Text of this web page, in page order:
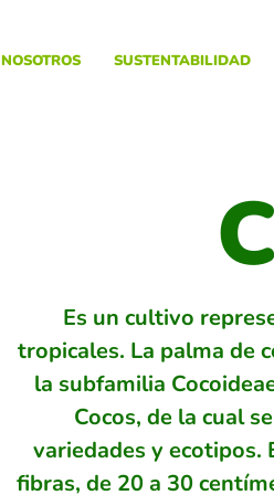
NOSOTROS SUSTENTABILIDAD
Es un cultivo
tropicales. La palma de
la subfamilia
Cocos, de la cual
variedades y ecotipos.
fibras, de 20 a 30